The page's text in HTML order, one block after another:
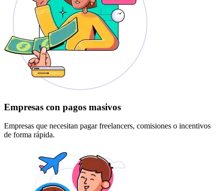
Empresas con pagos masivos
Empresas que necesitan pagar freelancers, comisiones o incentivos
de forma rápida.